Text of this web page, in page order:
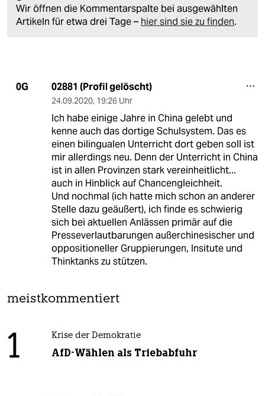
Wir öffnen die Kommentarspalte bei ausgewählten
Artikeln für etwa drei Tage – hier sind sie zu finden.
0G 02881 (Profil gelöscht)
24.09.2020, 19:26 Uhr
Ich habe einige Jahre in China gelebt und
kenne auch das dortige Schulsystem. Das es
einen bilingualen Unterricht dort geben soll ist
mir allerdings neu. Denn der Unterricht in China
ist in allen Provinzen stark vereinheitlicht...
auch in Hinblick auf Chancengleichheit.
Und nochmal (ich hatte mich schon an anderer
Stelle dazu geäußert), ich finde es schwierig
sich bei aktuellen Anlässen primär auf die
Presseverlautbarungen außerchinesischer und
oppositioneller Gruppierungen, Insitute und
Thinktanks zu stützen.
meistkommentiert
1 Krise der Demokratie
AfD-Wählen als Triebabfuhr